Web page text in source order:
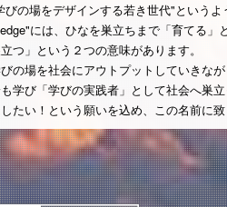
びの場をデザインする若き世代"というよ
には、ひなを巣立ちまで「育てる」
つ」という２つの意味があります。
の場を社会にアウトプットしていきなが
学び「学びの実践者」として社会へ巣立
たい！という願いを込め、この名前に致